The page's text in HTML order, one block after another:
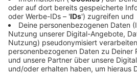
bei uns im Kreis Borken Brände
Unkraut Abflämmen entstanden
Trockenheit und hohen
Abflämmen zu verzichten